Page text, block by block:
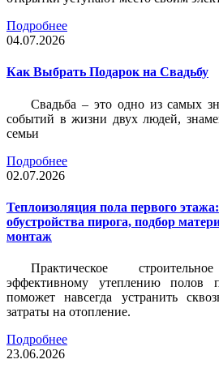
Подробнее
04.07.2026
Как Выбрать Подарок на Свадьбу
Свадьба – это одно из самых
событий в жизни двух людей,
семьи
Подробнее
02.07.2026
Теплоизоляция пола первого
обустройства пирога, подбор
монтаж
Практическое
эффективному утеплению полов
поможет навсегда устранить
затраты на отопление.
Подробнее
23.06.2026